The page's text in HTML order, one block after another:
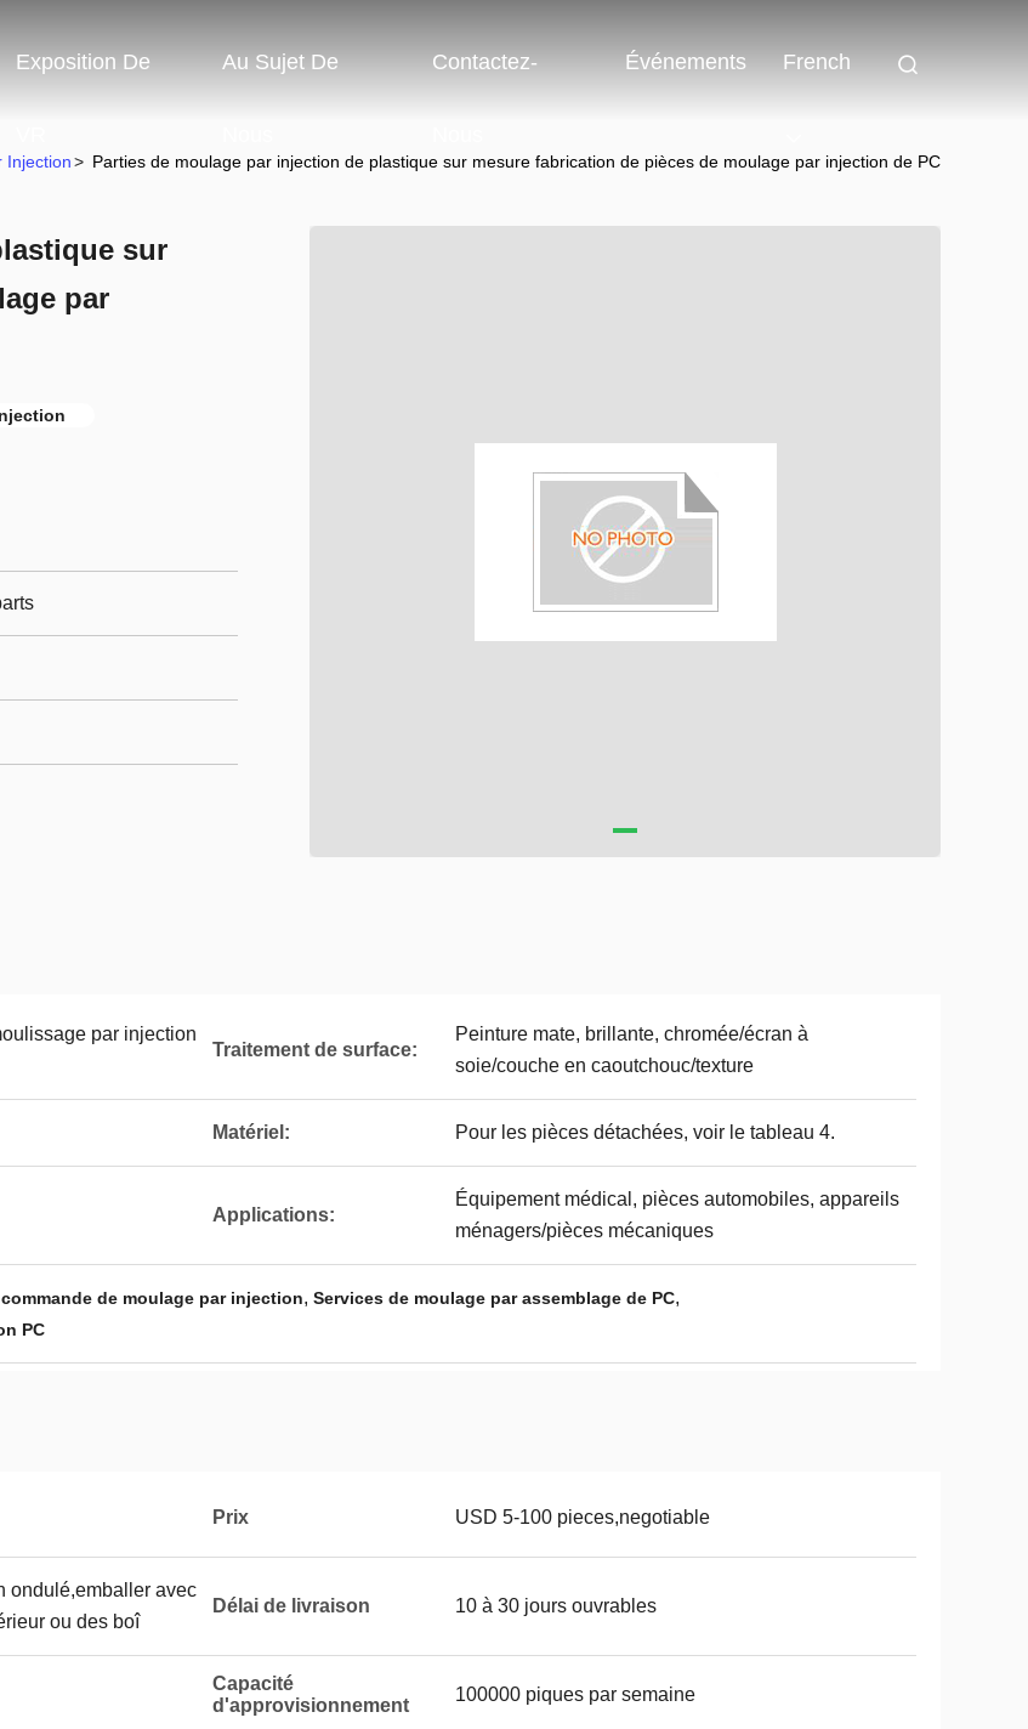
Exposition De Au Sujet De Contactez- Événements French
Injection> Parties de moulage par injection de plastique sur mesure fabrication de pièces de moulage par injection de PC
sur
par
par injection
Traitement de surface:
Peinture mate, brillante, chromée/écran à
soie/couche en caoutchouc/texture
Matériel: Pour les pièces détachées, voir le tableau 4.
Applications:
Équipement médical, pièces automobiles, appareils
ménagers/pièces mécaniques
de moulage par injection, Services de moulage par assemblage de PC,
PC
Prix USD 5-100 pieces,negotiable
ondulé,emballer avec
ou des boî
Délai de livraison 10 à 30 jours ouvrables
Capacité
d'approvisionnement
100000 piques par semaine